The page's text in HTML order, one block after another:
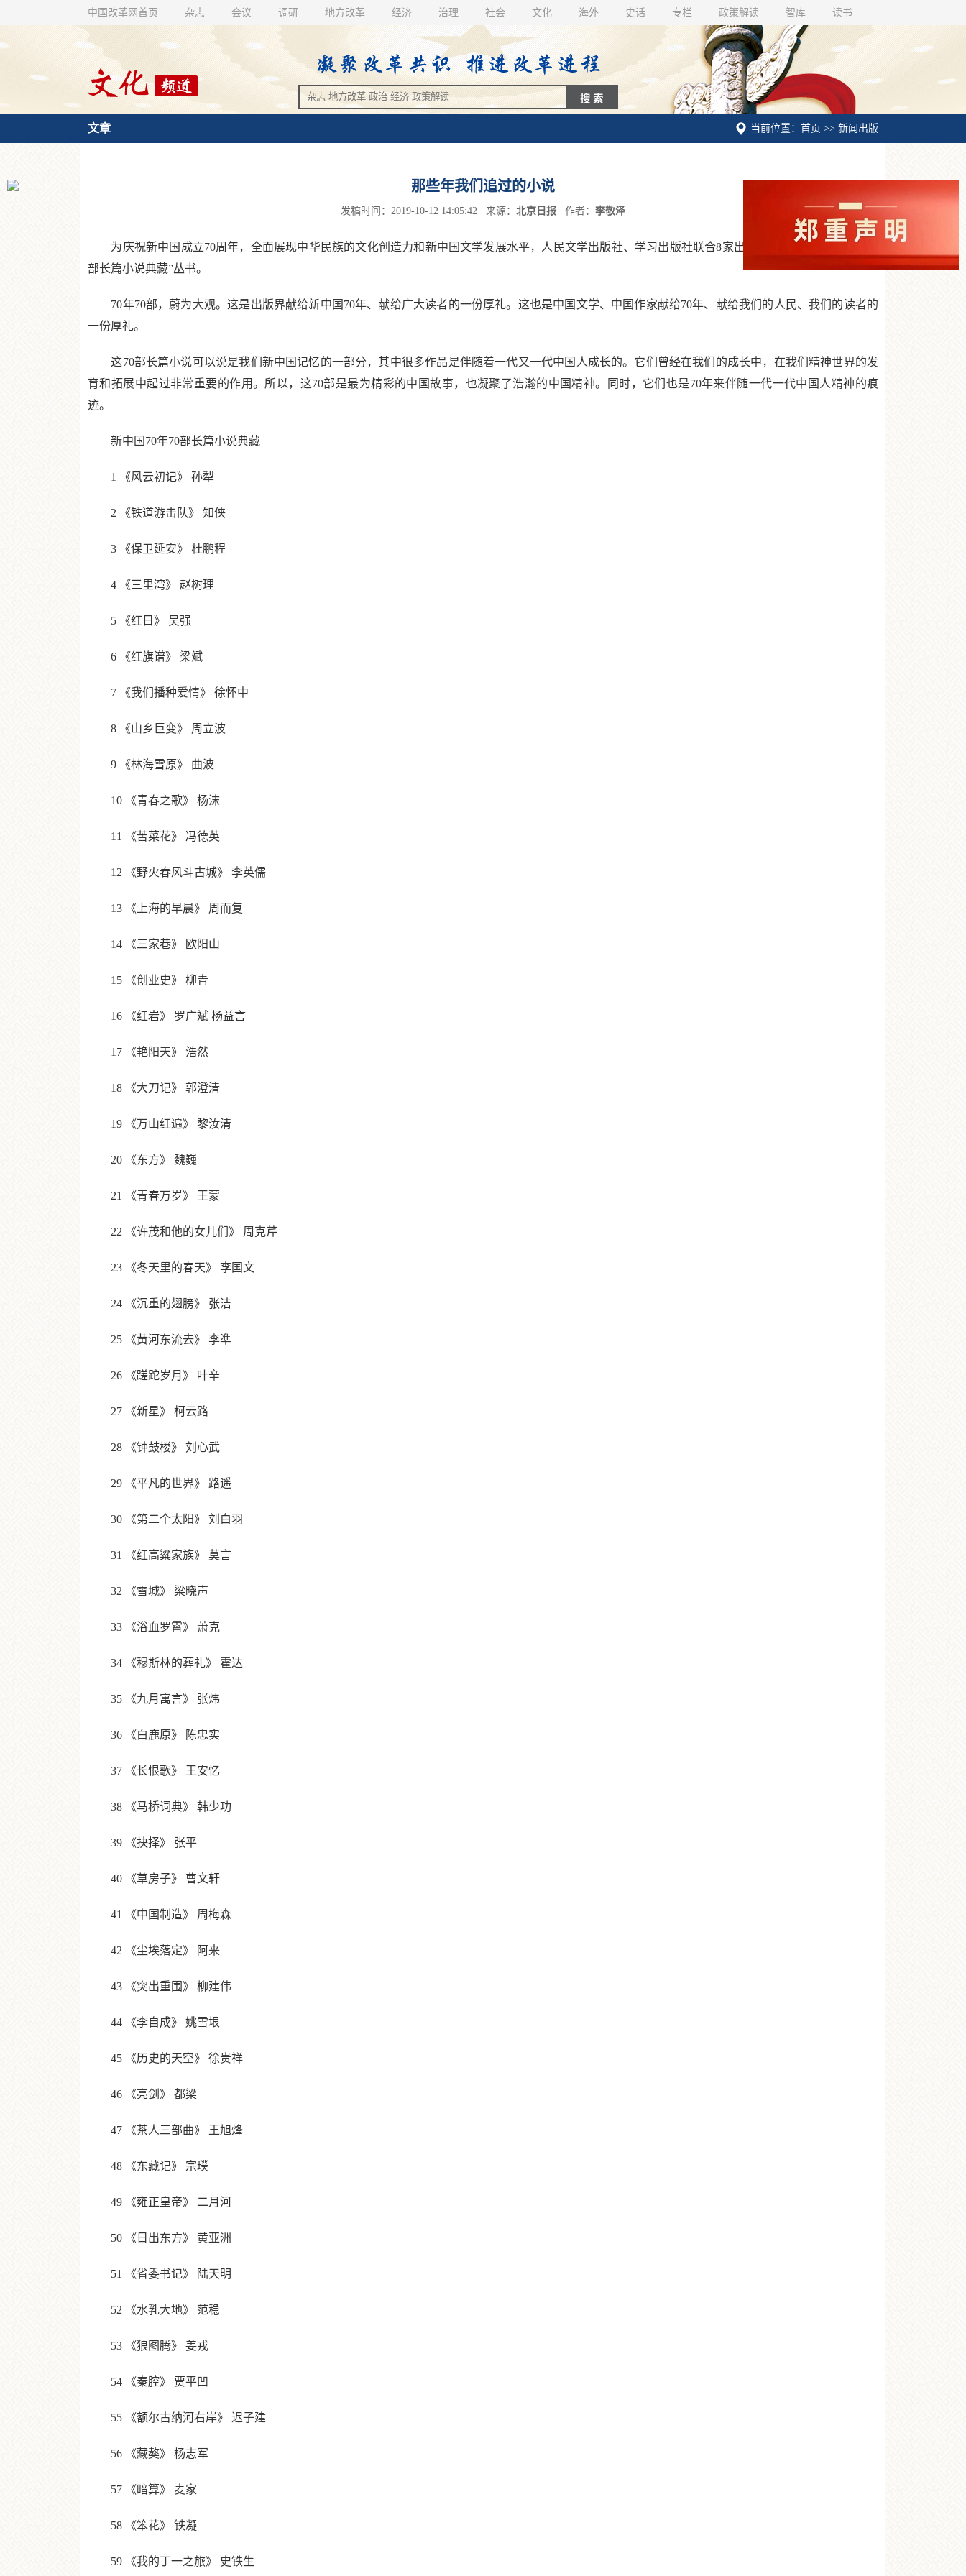
中国改革网首页 杂志 会议 调研 地方改革 经济 治理 社会 文化 海外 史话 专栏 政策解读 智库 读书
当前位置：首页 >> 新闻出版
文章
那些年我们追过的小说
发稿时间：2019-10-12 14:05:42 来源： 北京日报 作者： 李敬泽
为庆祝新中国成立70周年，全面展现中华民族的文化创造力和新中国文学发展水平，人民文学出版社、学习出版社联合8家出版社，推出“新中国70年70
部长篇小说典藏”丛书。
70年70部，蔚为大观。这是出版界献给新中国70年、献给广大读者的一份厚礼。这也是中国文学、中国作家献给70年、献给我们的人民、我们的读者的
一份厚礼。
这70部长篇小说可以说是我们新中国记忆的一部分，其中很多作品是伴随着一代又一代中国人成长的。它们曾经在我们的成长中，在我们精神世界的发
育和拓展中起过非常重要的作用。所以，这70部是最为精彩的中国故事，也凝聚了浩瀚的中国精神。同时，它们也是70年来伴随一代一代中国人精神的痕
迹。
新中国70年70部长篇小说典藏
1 《风云初记》 孙犁
2 《铁道游击队》 知侠
3 《保卫延安》 杜鹏程
4 《三里湾》 赵树理
5 《红日》 吴强
6 《红旗谱》 梁斌
7 《我们播种爱情》 徐怀中
8 《山乡巨变》 周立波
9 《林海雪原》 曲波
10 《青春之歌》 杨沫
11 《苦菜花》 冯德英
12 《野火春风斗古城》 李英儒
13 《上海的早晨》 周而复
14 《三家巷》 欧阳山
15 《创业史》 柳青
16 《红岩》 罗广斌 杨益言
17 《艳阳天》 浩然
18 《大刀记》 郭澄清
19 《万山红遍》 黎汝清
20 《东方》 魏巍
21 《青春万岁》 王蒙
22 《许茂和他的女儿们》 周克芹
23 《冬天里的春天》 李国文
24 《沉重的翅膀》 张洁
25 《黄河东流去》 李凖
26 《蹉跎岁月》 叶辛
27 《新星》 柯云路
28 《钟鼓楼》 刘心武
29 《平凡的世界》 路遥
30 《第二个太阳》 刘白羽
31 《红高粱家族》 莫言
32 《雪城》 梁晓声
33 《浴血罗霄》 萧克
34 《穆斯林的葬礼》 霍达
35 《九月寓言》 张炜
36 《白鹿原》 陈忠实
37 《长恨歌》 王安忆
38 《马桥词典》 韩少功
39 《抉择》 张平
40 《草房子》 曹文轩
41 《中国制造》 周梅森
42 《尘埃落定》 阿来
43 《突出重围》 柳建伟
44 《李自成》 姚雪垠
45 《历史的天空》 徐贵祥
46 《亮剑》 都梁
47 《茶人三部曲》 王旭烽
48 《东藏记》 宗璞
49 《雍正皇帝》 二月河
50 《日出东方》 黄亚洲
51 《省委书记》 陆天明
52 《水乳大地》 范稳
53 《狼图腾》 姜戎
54 《秦腔》 贾平凹
55 《额尔古纳河右岸》 迟子建
56 《藏獒》 杨志军
57 《暗算》 麦家
58 《笨花》 铁凝
59 《我的丁一之旅》 史铁生